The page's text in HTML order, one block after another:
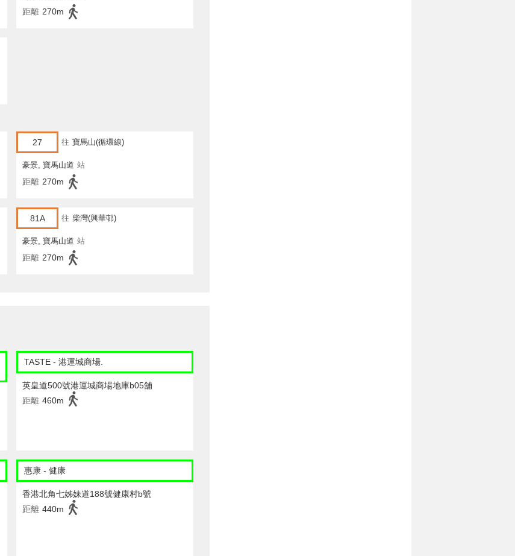
距離 270m
27 往 寶馬山(循環線)
豪景, 寶馬山道 站
距離 270m
81A 往 柴灣(興華邨)
豪景, 寶馬山道 站
距離 270m
TASTE - 港運城商場.
英皇道500號港運城商場地庫b05舖
距離 460m
惠康 - 健康
香港北角七姊妹道188號健康村b號
距離 440m